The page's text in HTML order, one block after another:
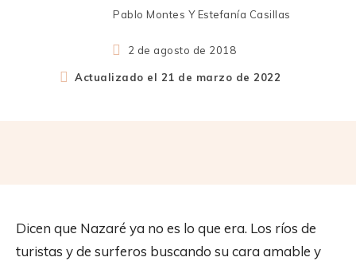
Pablo Montes Y Estefanía Casillas
2 de agosto de 2018
Actualizado el 21 de marzo de 2022
Dicen que Nazaré ya no es lo que era. Los ríos de
turistas y de surferos buscando su cara amable y